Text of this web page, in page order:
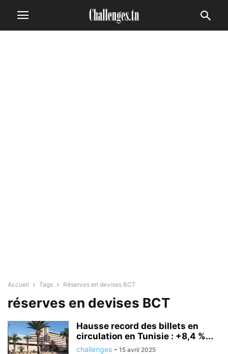
Accueil Tags Réserves en devises BCT
réserves en devises BCT
Hausse record des billets en
circulation en Tunisie : +8,4 %...
challenges - 15 avril 2025